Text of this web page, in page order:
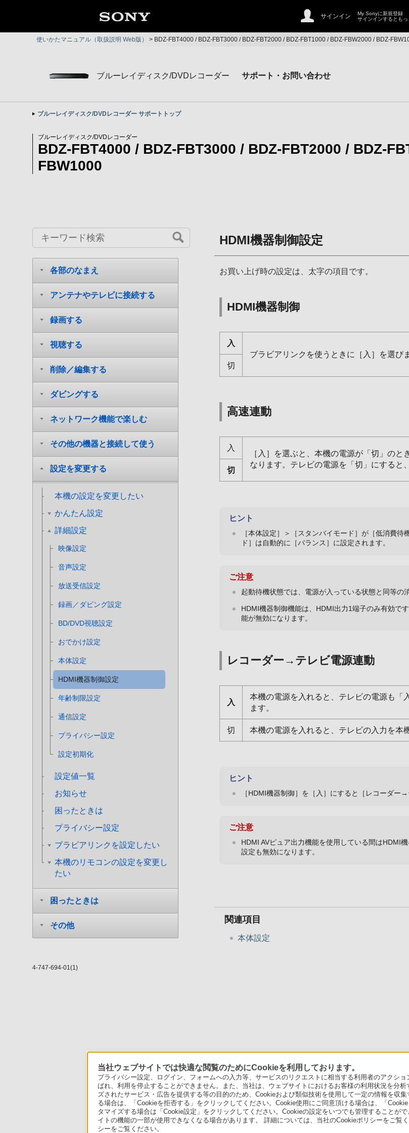
サインイン
My Sonyに新規登録
サインインするともっ
使いかたマニュアル（取扱説明 Web版） > BDZ-FBT4000 / BDZ-FBT3000 / BDZ-FBT2000 / BDZ-FBT1000 / BDZ-FBW2000 / BDZ-
ブルーレイディスク/DVDレコーダー サポート・お問い合わせ
ブルーレイディスク/DVDレコーダー サポートトップ
ブルーレイディスク/DVDレコーダー
BDZ-FBT4000 / BDZ-FBT3000 / BDZ-FBT2000 / BDZ-
FBW1000
各部のなまえ
アンテナやテレビに接続する
録画する
視聴する
削除／編集する
ダビングする
ネットワーク機能で楽しむ
その他の機器と接続して使う
設定を変更する
本機の設定を変更したい
かんたん設定
詳細設定
映像設定
音声設定
放送受信設定
録画／ダビング設定
BD/DVD視聴設定
おでかけ設定
本体設定
HDMI機器制御設定
年齢制限設定
通信設定
プライバシー設定
設定初期化
設定値一覧
お知らせ
困ったときは
プライバシー設定
ブラビアリンクを設定したい
本機のリモコンの設定を変更し
たい
困ったときは
その他
4-747-694-01(1)
HDMI機器制御設定
お買い上げ時の設定は、太字の項目です。
HDMI機器制御
入
ブラビアリンクを使うときに［入］を選び
切
高速連動
入
［入］を選ぶと、本機の電源が「切」の
なります。テレビの電源を「切」にすると
切
ヒント
［本体設定］＞［スタンバイモード］が［低消費
ド］は自動的に［バランス］に設定されます。
ご注意
起動待機状態では、電源が入っている状態と同等の
HDMI機器制御機能は、HDMI出力1端子のみ有効で
能が無効になります。
レコーダー→テレビ電源連動
入
本機の電源を入れると、テレビの電源も「
ます。
切 本機の電源を入れると、テレビの入力を本
ヒント
［HDMI機器制御］を［入］にすると［レコーダー
ご注意
HDMI AVピュア出力機能を使用している間はHDMI
設定も無効になります。
関連項目
本体設定
当社ウェブサイトでは快適な閲覧のためにCookieを利用しております。
プライバシー設定、ログイン、フォームへの入力等、サービスのリクエストに相当する利用者のアクシ
ばれ、利用を停止することができません。また、当社は、ウェブサイトにおけるお客様の利用状況を分
ズされたサービス・広告を提供する等の目的のため、Cookieおよび類似技術を使用して一定の情報を収
る場合は、「Cookieを拒否する」をクリックしてください。Cookie使用にご同意頂ける場合は、「
タマイズする場合は「Cookie設定」をクリックしてください。Cookieの設定をいつでも管理することが
イトの機能の一部が使用できなくなる場合があります。 詳細については、当社のCookieポリシーをご覧
シーをご覧ください。